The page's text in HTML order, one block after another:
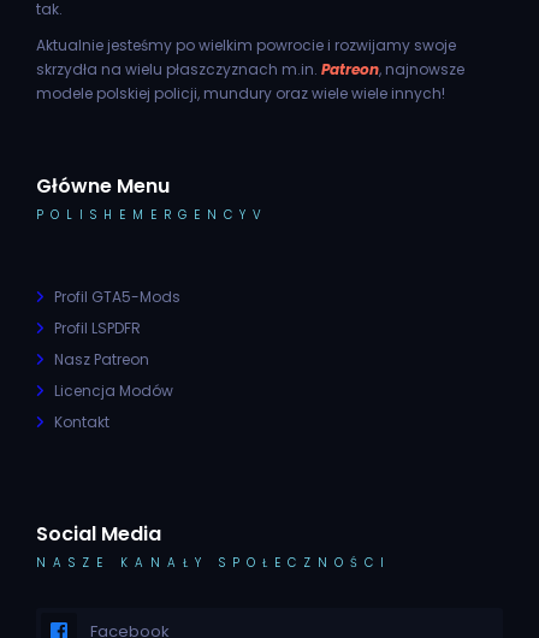
tak.
Aktualnie jesteśmy po wielkim powrocie i rozwijamy swoje
skrzydła na wielu płaszczyznach m.in. Patreon, najnowsze
modele polskiej policji, mundury oraz wiele wiele innych!
Główne Menu
POLISHEMERGENCYV
Profil GTA5-Mods
Profil LSPDFR
Nasz Patreon
Licencja Modów
Kontakt
Social Media
NASZE KANAŁY SPOŁECZNOŚCI
Facebook